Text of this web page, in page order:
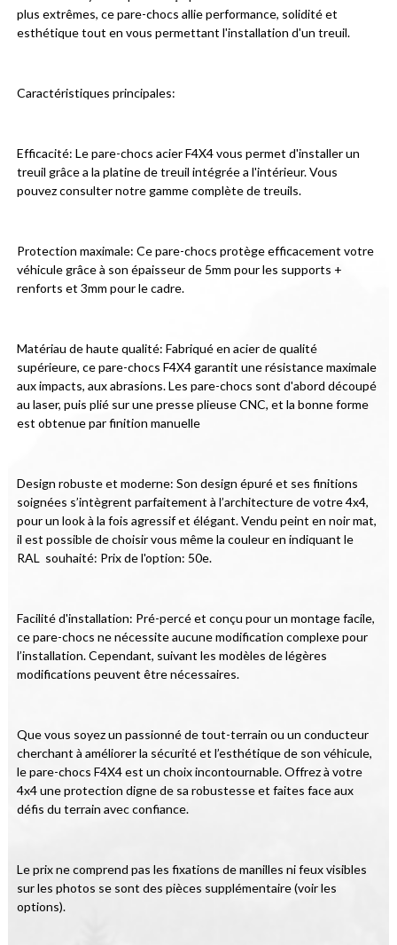
plus extrêmes, ce pare-chocs allie performance, solidité et
esthétique tout en vous permettant l'installation d'un treuil.
Caractéristiques principales:
Efficacité: Le pare-chocs acier F4X4 vous permet d'installer un
treuil grâce a la platine de treuil intégrée a l'intérieur. Vous
pouvez consulter notre gamme complète de treuils.
Protection maximale: Ce pare-chocs protège efficacement votre
véhicule grâce à son épaisseur de 5mm pour les supports +
renforts et 3mm pour le cadre.
Matériau de haute qualité: Fabriqué en acier de qualité
supérieure, ce pare-chocs F4X4 garantit une résistance maximale
aux impacts, aux abrasions. Les pare-chocs sont d'abord découpé
au laser, puis plié sur une presse plieuse CNC, et la bonne forme
est obtenue par finition manuelle
Design robuste et moderne: Son design épuré et ses finitions
soignées s’intègrent parfaitement à l’architecture de votre 4x4,
pour un look à la fois agressif et élégant. Vendu peint en noir mat,
il est possible de choisir vous même la couleur en indiquant le
RAL  souhaité: Prix de l'option: 50e.
Facilité d'installation: Pré-percé et conçu pour un montage facile,
ce pare-chocs ne nécessite aucune modification complexe pour
l’installation. Cependant, suivant les modèles de légères
modifications peuvent être nécessaires.
Que vous soyez un passionné de tout-terrain ou un conducteur
cherchant à améliorer la sécurité et l’esthétique de son véhicule,
le pare-chocs F4X4 est un choix incontournable. Offrez à votre
4x4 une protection digne de sa robustesse et faites face aux
défis du terrain avec confiance.
Le prix ne comprend pas les fixations de manilles ni feux visibles
sur les photos se sont des pièces supplémentaire (voir les
options).